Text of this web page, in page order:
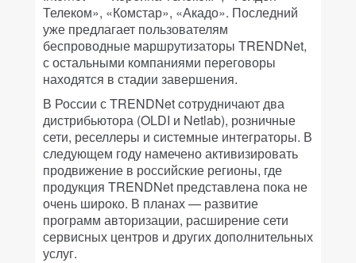
Телеком», «Комстар», «Акадо». Последний
уже предлагает пользователям
беспроводные маршрутизаторы TRENDNet,
с остальными компаниями переговоры
находятся в стадии завершения.
В России с TRENDNet сотрудничают два
дистрибьютора (OLDI и Netlab), розничные
сети, реселлеры и системные интеграторы. В
следующем году намечено активизировать
продвижение в российские регионы, где
продукция TRENDNet представлена пока не
очень широко. В планах — развитие
программ авторизации, расширение сети
сервисных центров и других дополнительных
услуг.